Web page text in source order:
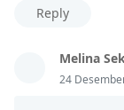
Reply
Melina
24